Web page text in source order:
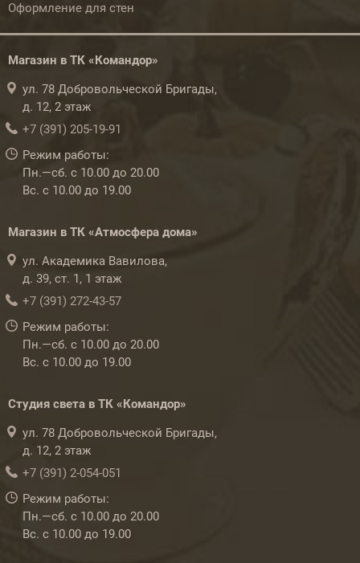
Оформление для стен
Магазин в ТК «Командор»
ул. 78 Добровольческой Бригады,
д. 12, 2 этаж
+7 (391) 205-19-91
Режим работы:
Пн.—сб. с 10.00 до 20.00
Вс. с 10.00 до 19.00
Магазин в ТК «Атмосфера дома»
ул. Академика Вавилова,
д. 39, ст. 1, 1 этаж
+7 (391) 272-43-57
Режим работы:
Пн.—сб. с 10.00 до 20.00
Вс. с 10.00 до 19.00
Студия света в ТК «Командор»
ул. 78 Добровольческой Бригады,
д. 12, 2 этаж
+7 (391) 2-054-051
Режим работы:
Пн.—сб. с 10.00 до 20.00
Вс. с 10.00 до 19.00